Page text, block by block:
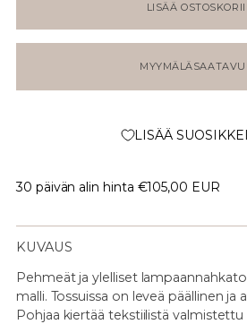
LISÄÄ
LISÄÄ
30 päivän alin hinta €105,00 EUR
KUVAUS
Pehmeät ja ylelliset
malli. Tossuissa on leveä päällinen ja
Pohjaa kiertää tekstiilistä valmistettu